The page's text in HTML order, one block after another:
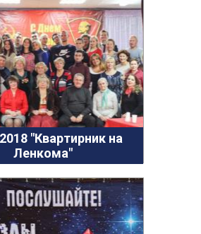
"Квартирник на
Ленкома"